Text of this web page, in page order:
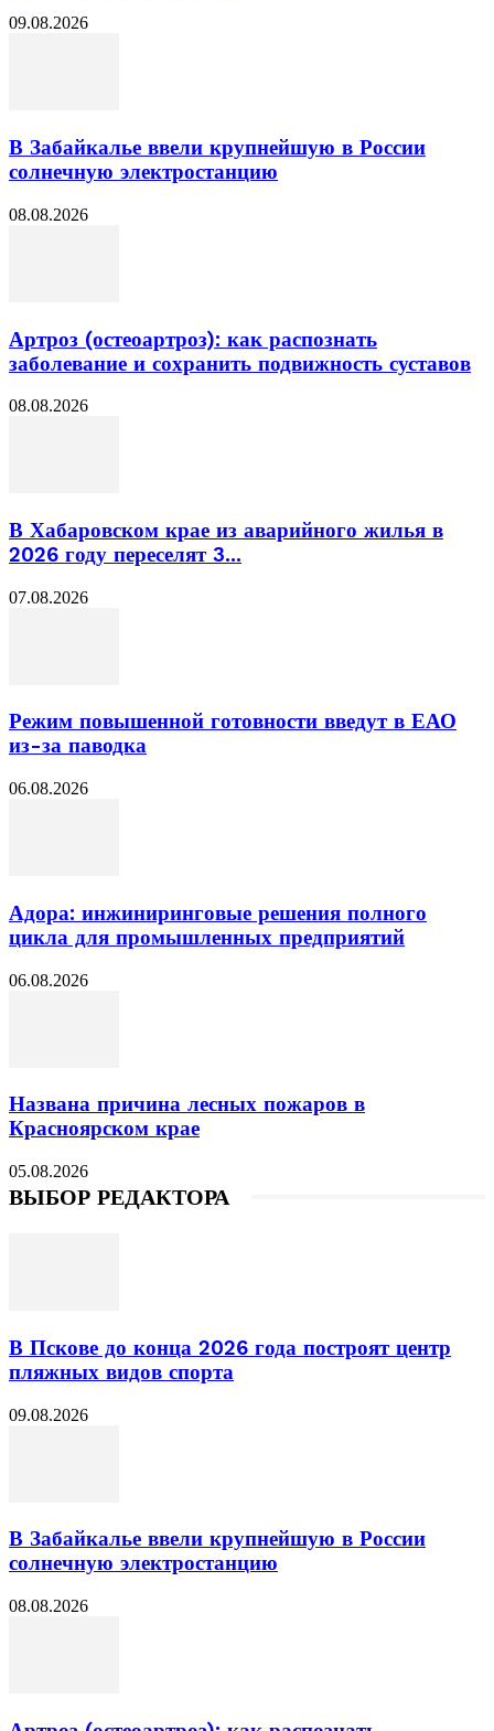
09.08.2026
В Забайкалье ввели крупнейшую в России
солнечную электростанцию
08.08.2026
Артроз (остеоартроз): как распознать
заболевание и сохранить подвижность суставов
08.08.2026
В Хабаровском крае из аварийного жилья в
2026 году переселят 3...
07.08.2026
Режим повышенной готовности введут в ЕАО
из-за паводка
06.08.2026
Адора: инжиниринговые решения полного
цикла для промышленных предприятий
06.08.2026
Названа причина лесных пожаров в
Красноярском крае
05.08.2026
ВЫБОР РЕДАКТОРА
В Пскове до конца 2026 года построят центр
пляжных видов спорта
09.08.2026
В Забайкалье ввели крупнейшую в России
солнечную электростанцию
08.08.2026